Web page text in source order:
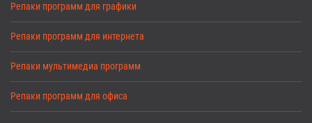
Репаки программ для графики
Репаки программ для интернета
Репаки мультимедиа программ
Репаки программ для офиса